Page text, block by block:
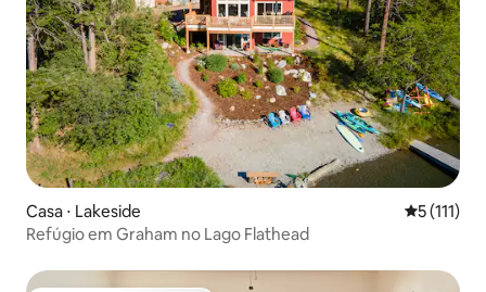
Casa ⋅ Lakeside 5 de uma
5 (111)
Refúgio em Graham no Lago Flathead